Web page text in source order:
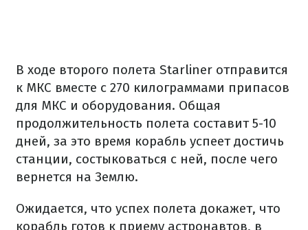
В ходе второго полета Starliner отправится
к МКС вместе с 270 килограммами припасов
для МКС и оборудования. Общая
продолжительность полета составит 5-10
дней, за это время корабль успеет достичь
станции, состыковаться с ней, после чего
вернется на Землю.
Ожидается, что успех полета докажет, что
корабль готов к приему астронавтов, в